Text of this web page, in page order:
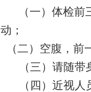
（一）体检
动；
（二）空腹，前
（三）请随
（四）近视